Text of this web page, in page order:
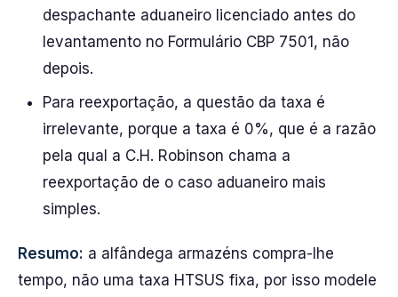
despachante aduaneiro licenciado antes do
levantamento no Formulário CBP 7501, não
depois.
Para reexportação, a questão da taxa é
irrelevante, porque a taxa é 0%, que é a razão
pela qual a C.H. Robinson chama a
reexportação de o caso aduaneiro mais
simples.
Resumo: a alfândega armazéns compra-lhe
tempo, não uma taxa HTSUS fixa, por isso modele